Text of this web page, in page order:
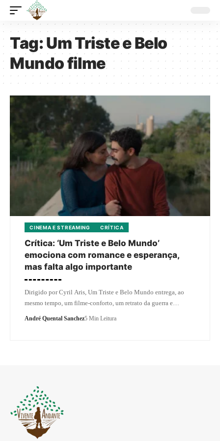
Tag:Um Triste e Belo
Mundo filme
CINEMA E STREAMING CRÍTICA
Crítica: ‘Um Triste e Belo Mundo’
emociona com romance e esperança,
mas falta algo importante
Dirigido por Cyril Aris, Um Triste e Belo Mundo entrega, ao
mesmo tempo, um filme-conforto, um retrato da guerra e…
André Quental Sanchez5 Min Leitura